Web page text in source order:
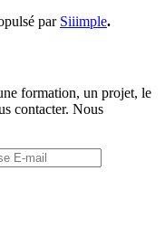
par Siiimple.
formation, un projet, le
contacter. Nous